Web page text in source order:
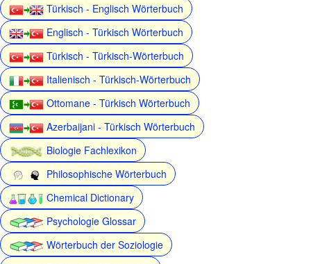
Türkisch - Englisch Wörterbuch
Englisch - Türkisch Wörterbuch
Türkisch - Türkisch-Wörterbuch
Italienisch - Türkisch-Wörterbuch
Ottomane - Türkisch Wörterbuch
Azerbaijani - Türkisch Wörterbuch
Biologie Fachlexikon
Philosophische Wörterbuch
Chemical Dictionary
Psychologie Glossar
Wörterbuch der Soziologie